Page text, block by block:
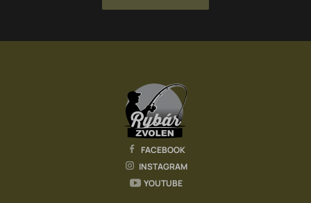
FACEBOOK
INSTAGRAM
YOUTUBE